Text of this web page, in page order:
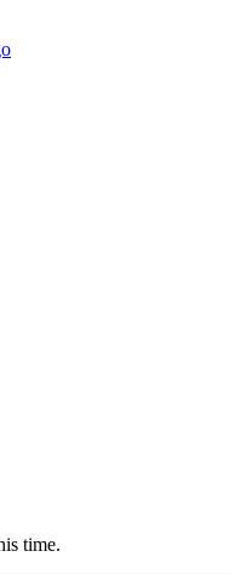
time.